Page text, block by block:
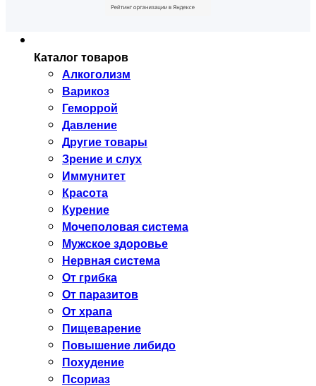
Каталог товаров
Алкоголизм
Варикоз
Геморрой
Давление
Другие товары
Зрение и слух
Иммунитет
Красота
Курение
Мочеполовая система
Мужское здоровье
Нервная система
От грибка
От паразитов
От храпа
Пищеварение
Повышение либидо
Похудение
Псориаз